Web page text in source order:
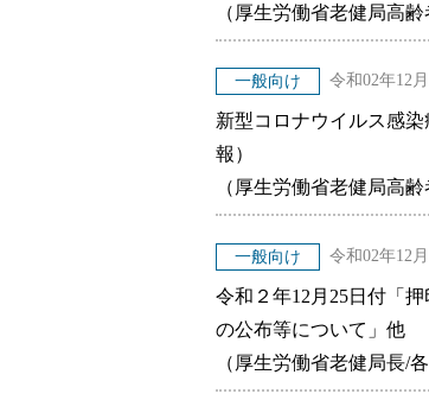
（厚生労働省老健局高
一般向け 令和02年12
新型コロナウイルス感
報）
（厚生労働省老健局高
一般向け 令和02年12
令和２年12月25日付「
の公布等について」他
（厚生労働省老健局長/